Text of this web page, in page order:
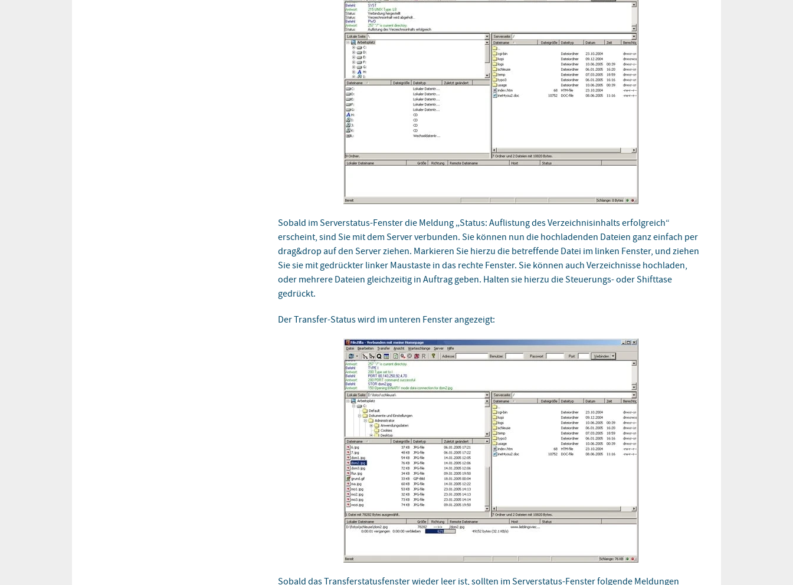
Sobald im Serverstatus-Fenster die Meldung „Status: Auflistung des Verzeichnisinhalts erfolgreich“
erscheint, sind Sie mit dem Server verbunden. Sie können nun die hochladenden Dateien ganz einfach per
drag&drop auf den Server ziehen. Markieren Sie hierzu die betreffende Datei im linken Fenster, und ziehen
Sie sie mit gedrückter linker Maustaste in das rechte Fenster. Sie können auch Verzeichnisse hochladen,
oder mehrere Dateien gleichzeitig in Auftrag geben. Halten sie hierzu die Steuerungs- oder Shifttase
gedrückt.
Der Transfer-Status wird im unteren Fenster angezeigt:
Sobald das Transferstatusfenster wieder leer ist, sollten im Serverstatus-Fenster folgende Meldungen